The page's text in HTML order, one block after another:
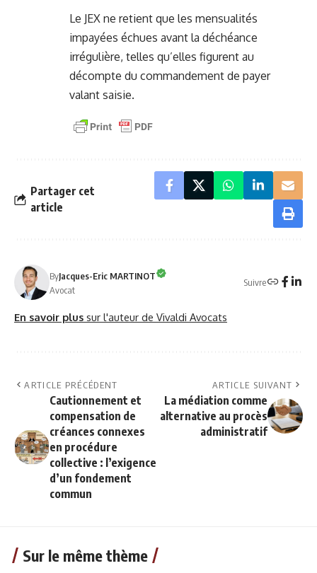
Le JEX ne retient que les mensualités
impayées échues avant la déchéance
irrégulière, telles qu’elles figurent au
décompte du commandement de payer
valant saisie.
Partager cet
article
ByJacques-Eric MARTINOT
Avocat
Suivre
En savoir plus sur l'auteur de Vivaldi Avocats
ARTICLE PRÉCÉDENT
Cautionnement et
compensation de
créances connexes
en procédure
collective : l’exigence
d’un fondement
commun
ARTICLE SUIVANT
La médiation comme
alternative au procès
administratif
Sur le même thème